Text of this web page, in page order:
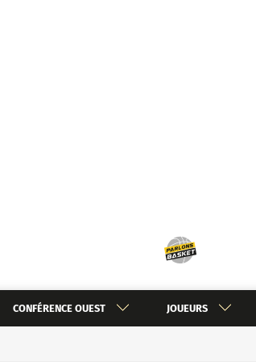
CONFÉRENCE OUEST JOUEURS